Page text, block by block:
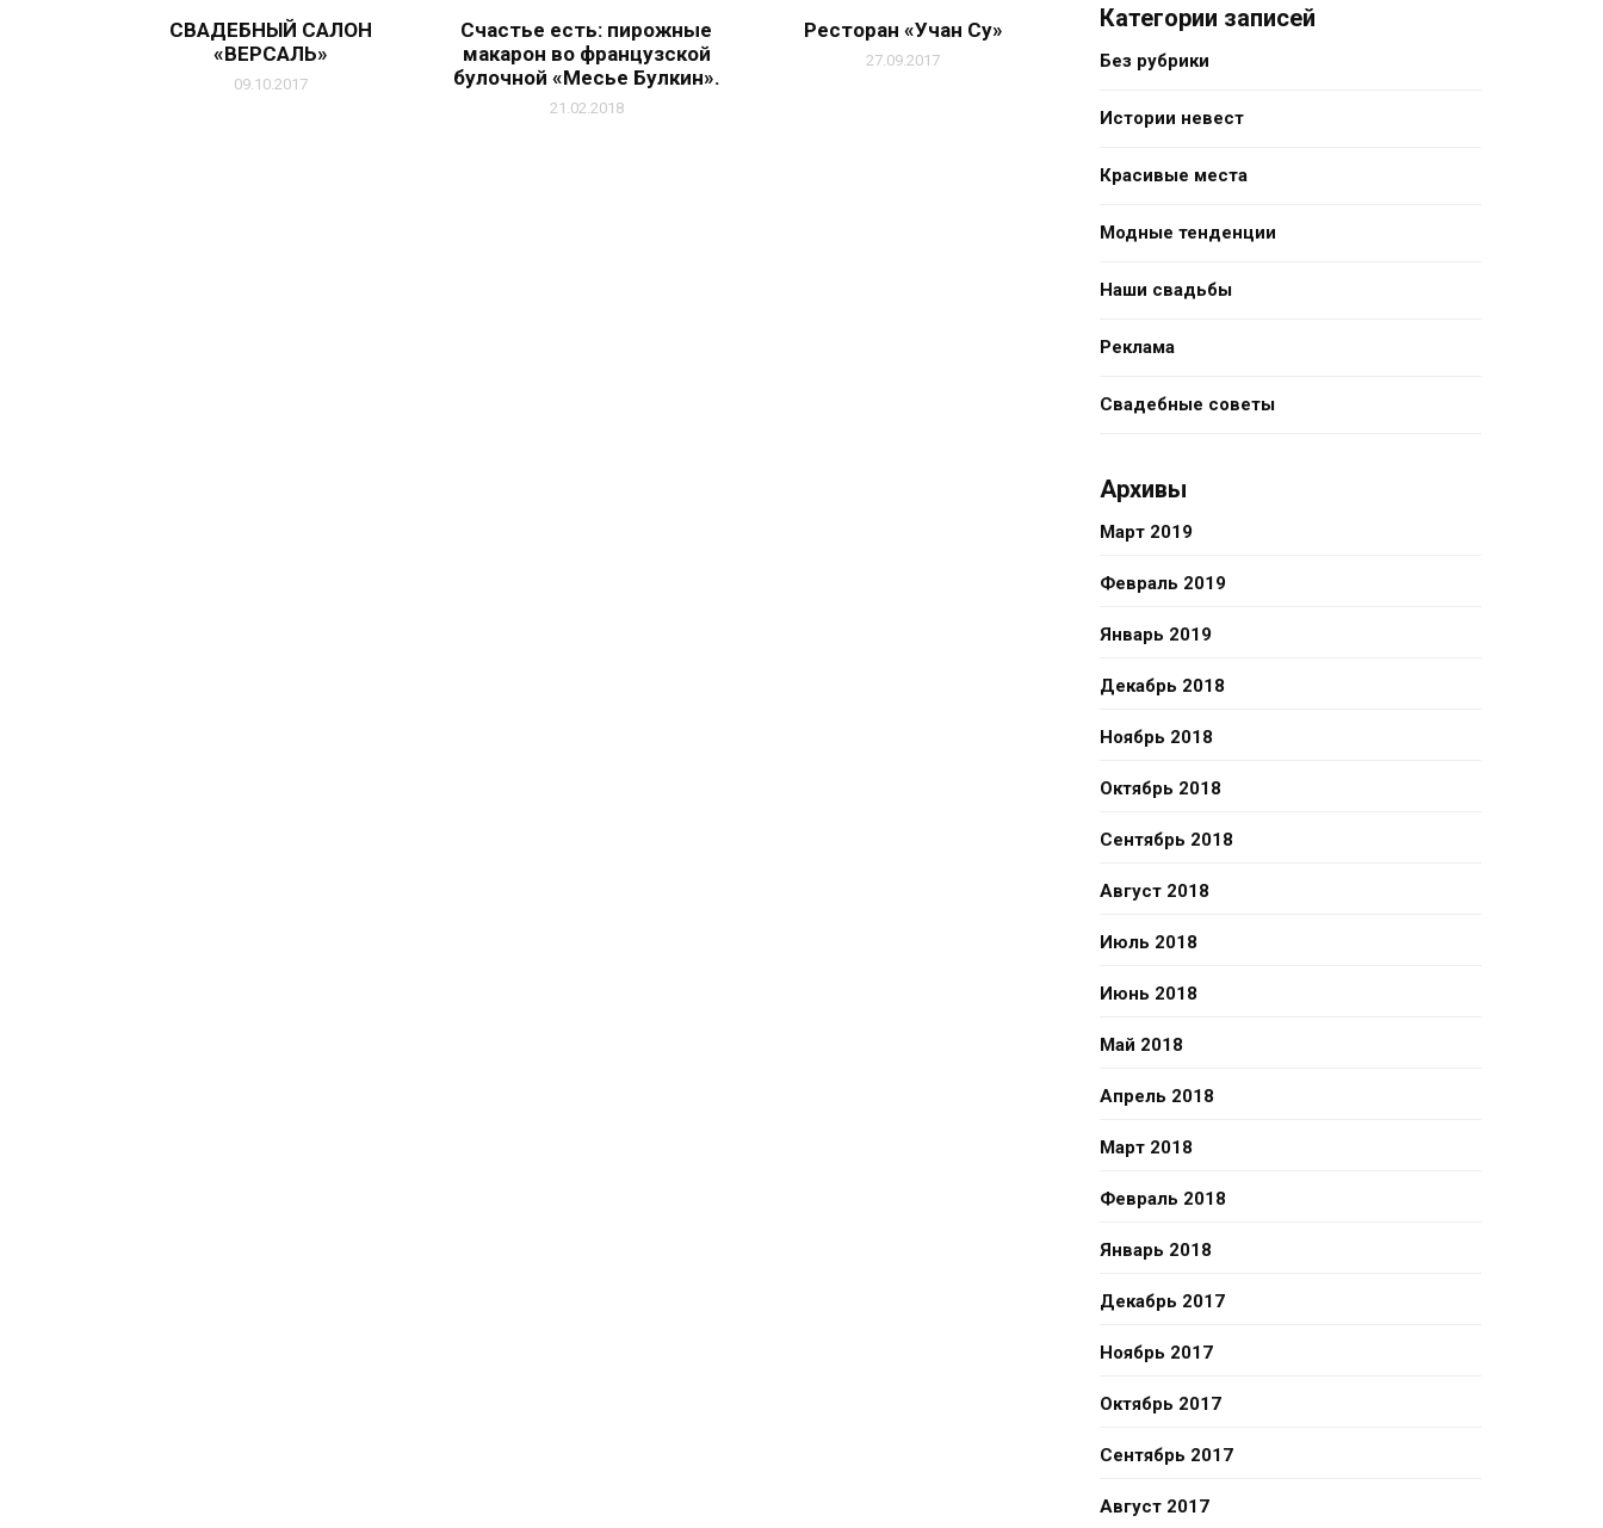
СВАДЕБНЫЙ САЛОН
«ВЕРСАЛЬ»
09.10.2017
Счастье есть: пирожные
макарон во французской
булочной «Месье Булкин».
21.02.2018
Ресторан «Учан Су»
27.09.2017
Категории записей
Без рубрики
Истории невест
Красивые места
Модные тенденции
Наши свадьбы
Реклама
Свадебные советы
Архивы
Март 2019
Февраль 2019
Январь 2019
Декабрь 2018
Ноябрь 2018
Октябрь 2018
Сентябрь 2018
Август 2018
Июль 2018
Июнь 2018
Май 2018
Апрель 2018
Март 2018
Февраль 2018
Январь 2018
Декабрь 2017
Ноябрь 2017
Октябрь 2017
Сентябрь 2017
Август 2017